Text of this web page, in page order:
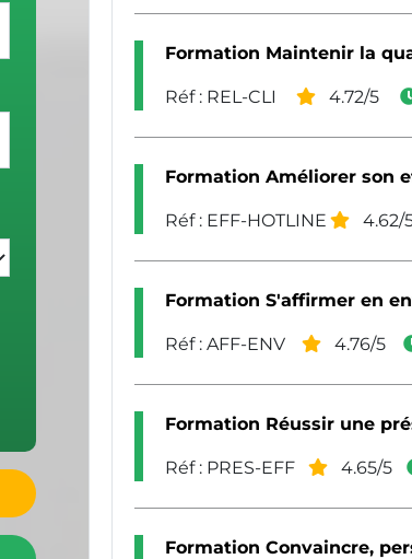
Formation Maintenir la
Réf : REL-CLI 4.72/5
Formation Améliorer son
Réf : EFF-HOTLINE 4.62/
Formation S'affirmer en
Réf : AFF-ENV 4.76/5
Formation Réussir une
Réf : PRES-EFF 4.65/5
Formation Convaincre,